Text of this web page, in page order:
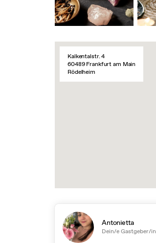
Kalkentalstr. 4
60489 Frankfurt am Main
Rödelheim
Antonietta
Dein/e Gastgeber/in